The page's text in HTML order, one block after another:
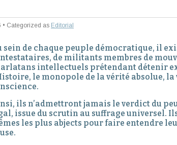
• Categorized as Editorial
sein de chaque peuple démocratique, il
de militants membres de
intellectuels prétendant détenir
le monopole de la vérité absolue,
ils n’admettront jamais le verdict du
issue du scrutin au suffrage universel.
les plus abjects pour faire entendre